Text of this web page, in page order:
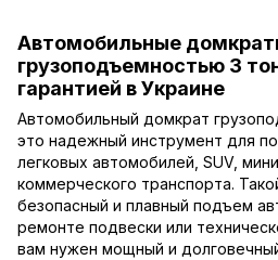
Автомобильные
грузоподъемностью 3
гарантией в Украине
Автомобильный домкрат
это надежный инструмент для
легковых автомобилей, SUV,
коммерческого транспорта.
безопасный и плавный подъем
ремонте подвески или
вам нужен мощный и